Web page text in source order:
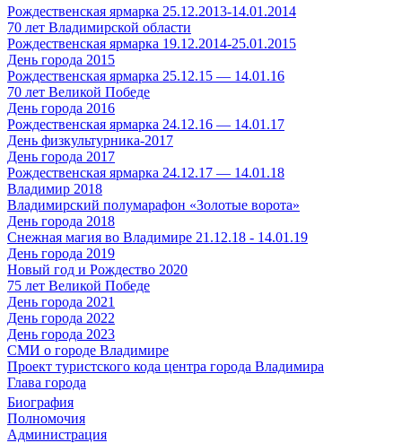
Рождественская ярмарка 25.12.2013-14.01.2014
70 лет Владимирской области
Рождественская ярмарка 19.12.2014-25.01.2015
День города 2015
Рождественская ярмарка 25.12.15 — 14.01.16
70 лет Великой Победе
День города 2016
Рождественская ярмарка 24.12.16 — 14.01.17
День физкультурника-2017
День города 2017
Рождественская ярмарка 24.12.17 — 14.01.18
Владимир 2018
Владимирский полумарафон «Золотые ворота»
День города 2018
Снежная магия во Владимире 21.12.18 - 14.01.19
День города 2019
Новый год и Рождество 2020
75 лет Великой Победе
День города 2021
День города 2022
День города 2023
СМИ о городе Владимире
Проект туристского кода центра города Владимира
Глава города
Биография
Полномочия
Администрация